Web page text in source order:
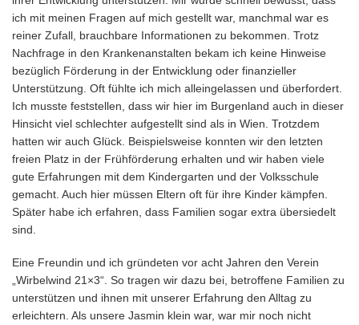
ich mit meinen Fragen auf mich gestellt war, manchmal war es
reiner Zufall, brauchbare Informationen zu bekommen. Trotz
Nachfrage in den Krankenanstalten bekam ich keine Hinweise
bezüglich Förderung in der Entwicklung oder finanzieller
Unterstützung. Oft fühlte ich mich alleingelassen und überfordert.
Ich musste feststellen, dass wir hier im Burgenland auch in dieser
Hinsicht viel schlechter aufgestellt sind als in Wien. Trotzdem
hatten wir auch Glück. Beispielsweise konnten wir den letzten
freien Platz in der Frühförderung erhalten und wir haben viele
gute Erfahrungen mit dem Kindergarten und der Volksschule
gemacht. Auch hier müssen Eltern oft für ihre Kinder kämpfen.
Später habe ich erfahren, dass Familien sogar extra übersiedelt
sind.
Eine Freundin und ich gründeten vor acht Jahren den Verein
„Wirbelwind 21×3“. So tragen wir dazu bei, betroffene Familien zu
unterstützen und ihnen mit unserer Erfahrung den Alltag zu
erleichtern. Als unsere Jasmin klein war, war mir noch nicht